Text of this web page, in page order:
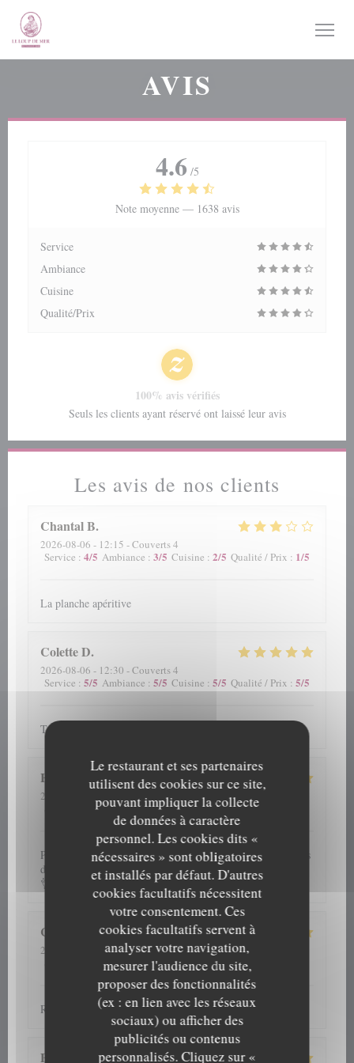
Le restaurant et ses partenaires
utilisent des cookies sur ce site,
pouvant impliquer la collecte
de données à caractère
personnel. Les cookies dits «
nécessaires » sont obligatoires
et installés par défaut. D'autres
cookies facultatifs nécessitent
votre consentement. Ces
cookies facultatifs servent à
analyser votre navigation,
mesurer l'audience du site,
proposer des fonctionnalités
(ex : en lien avec les réseaux
sociaux) ou afficher des
publicités ou contenus
personnalisés. Cliquez sur «
AVIS
Les avis de nos clients
ChantalB
2026-08-06 - 12:15 - Couverts 4
Service : 4/5 Ambiance : 3/5 Cuisine : 2/5 Qualité / Prix : 1/5
La planche apéritive
ColetteD
2026-08-06 - 12:30 - Couverts 4
Service : 5/5 Ambiance : 5/5 Cuisine : 5/5 Qualité / Prix : 5/5
Tout a été parfait ! Nous reviendrons avec plaisir !
H
2026-08-06
- 20:00 - Couverts 5
/5 Ambiance:5/5 Cuisine: 5/5 Qualité / Prix
Plats savoureux,service impeccable,plusieurs fois nous avons
dîner dans cet établissement et jamais déçue.Je recommande
👌
Cathy
2026-08-06
- 13:00 - Couverts 2
Ambiance: 5/5 Cuisine: 5/5 Qualité / Prix
Repas et accueil toujours au top
Patrick
4.6 /5
Note moyenne — 1638 avis
Service
Ambiance
Cuisine
Qualité/Prix
100% avis vérifiés
Seuls les clients ayant réservé ont laissé leur avis